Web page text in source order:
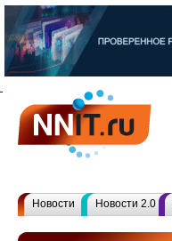
Новости Новости 2.0